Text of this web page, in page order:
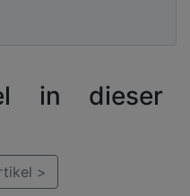
in dieser
>